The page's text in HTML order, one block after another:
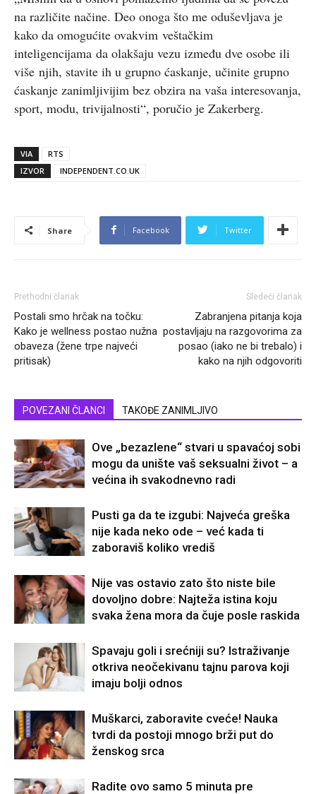
na različite načine. Deo onoga što me oduševljava je
kako da omogućite ovakvim veštačkim
inteligencijama da olakšaju vezu između dve osobe ili
više njih, stavite ih u grupno ćaskanje, učinite grupno
ćaskanje zanimljivijim bez obzira na vaša interesovanja,
sport, modu, trivijalnosti“, poručio je Zakerberg.
VIA
RTS
IZVOR
INDEPENDENT.CO.UK
Share Facebook Twitter
Prethodni članak
Postali smo hrčak na točku:
Kako je wellness postao nužna
obaveza (žene trpe najveći
pritisak)
Sledeći članak
Zabranjena pitanja koja
postavljaju na razgovorima za
posao (iako ne bi trebalo) i
kako na njih odgovoriti
POVEZANI ČLANCI TAKOĐE ZANIMLJIVO
Ove „bezazlene“ stvari u spavaćoj sobi
mogu da unište vaš seksualni život – a
većina ih svakodnevno radi
Pusti ga da te izgubi: Najveća greška
nije kada neko ode – već kada ti
zaboraviš koliko vrediš
Nije vas ostavio zato što niste bile
dovoljno dobre: Najteža istina koju
svaka žena mora da čuje posle raskida
Spavaju goli i srećniji su? Istraživanje
otkriva neočekivanu tajnu parova koji
imaju bolji odnos
Muškarci, zaboravite cveće! Nauka
tvrdi da postoji mnogo brži put do
ženskog srca
Radite ovo samo 5 minuta pre